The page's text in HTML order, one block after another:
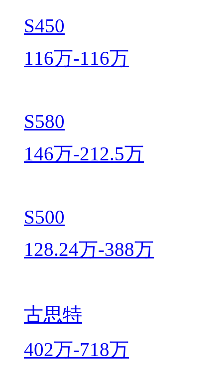
S450
116万-116万
S580
146万-212.5万
S500
128.24万-388万
古思特
402万-718万